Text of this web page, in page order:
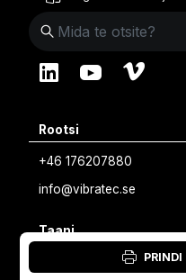
Rootsi
+46 176207880
info@vibratec.se
Taani